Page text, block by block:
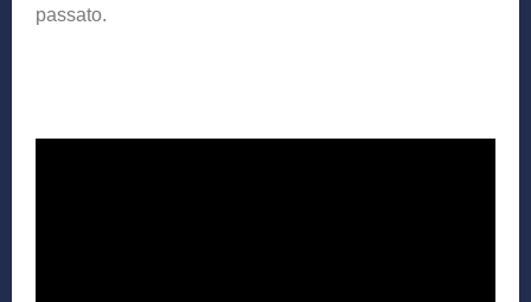
passato.